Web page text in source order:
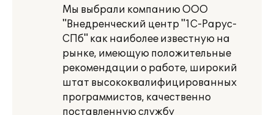
Мы выбрали компанию ООО
"Внедренческий центр "1С-Рарус-
СПб" как наиболее известную на
рынке, имеющую положительные
рекомендации о работе, широкий
штат высококвалифицированных
программистов, качественно
поставленную службу